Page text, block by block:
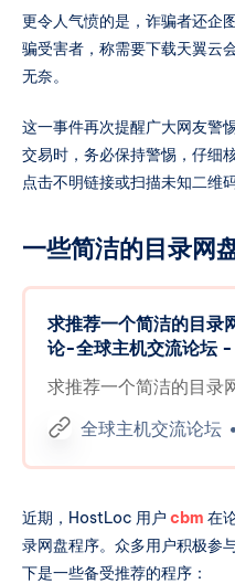
更令人气愤的是，诈骗者还企
骗受害者，称需要下载天翼云
无奈。
这一事件再次提醒广大网友警
交易时，务必保持警惕，仔细
点击不明链接或扫描未知二维码
一些简洁的目录网
求推荐一个简洁的目
论-全球主机交流论坛
求推荐一个简洁的目录
全球主机交流论坛
近期，HostLoc 用户 cbm 在
录网盘程序。众多用户积极参
下是一些备受推荐的程序：